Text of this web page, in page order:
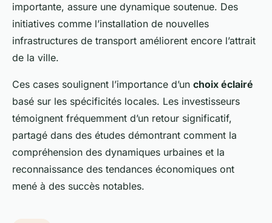
importante, assure une dynamique soutenue. Des
initiatives comme l’installation de nouvelles
infrastructures de transport améliorent encore l’attrait
de la ville.
Ces cases soulignent l’importance d’un choix éclairé
basé sur les spécificités locales. Les investisseurs
témoignent fréquemment d’un retour significatif,
partagé dans des études démontrant comment la
compréhension des dynamiques urbaines et la
reconnaissance des tendances économiques ont
mené à des succès notables.